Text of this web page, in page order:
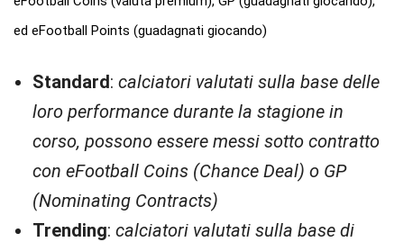
ed eFootball Points (guadagnati giocando)
Standard: calciatori valutati sulla base delle
loro performance durante la stagione in
corso, possono essere messi sotto contratto
con eFootball Coins (Chance Deal) o GP
(Nominating Contracts)
Trending: calciatori valutati sulla base di